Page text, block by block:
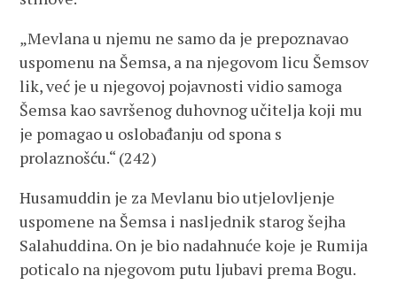
„Mevlana u njemu ne samo da je prepoznavao
uspomenu na Šemsa, a na njegovom licu Šemsov
lik, već je u njegovoj pojavnosti vidio samoga
Šemsa kao savršenog duhovnog učitelja koji mu
je pomagao u oslobađanju od spona s
prolaznošću.“ (242)
Husamuddin je za Mevlanu bio utjelovljenje
uspomene na Šemsa i nasljednik starog šejha
Salahuddina. On je bio nadahnuće koje je Rumija
poticalo na njegovom putu ljubavi prema Bogu.